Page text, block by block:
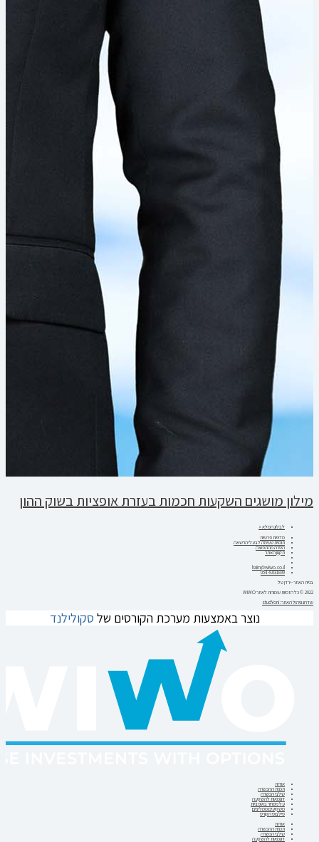
מילון מושגים השקעות חכמות בעזרת אופציות בשוק ההון
לבלוג המלא »
מדיניות פרטיות
תוכנית טעימה לבעלי הרשאה
הסרה מהתפוצה
תקנון האתר
haim@wiwo.co.il
054-8031699
בניית האתר - ירדן טל
2022 © כל הזכויות שמורות לאתר WIWO
שדרוג וניהול האתר: studYoni
נוצר באמצעות מערכת הקורסים של סקולילנד
אודות
תכנית ההכשרה
שלבי הכשרה
דוגמאות להשקעה
על מסחר באופציות
משקיעים ממליצים
סילבוס הקורס
אודות
תכנית ההכשרה
שלבי הכשרה
דוגמאות להשקעה